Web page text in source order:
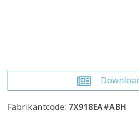
Fabrikantcode: 7X918EA#ABH